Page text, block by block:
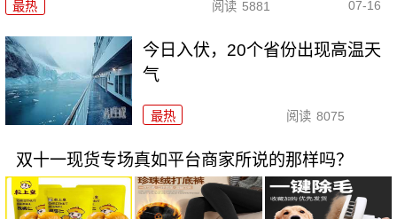
最热 阅读 5881 07-16
今日入伏，20个省份出现高温天
气
最热 阅读 8075
双十一现货专场真如平台商家所说的那样吗？